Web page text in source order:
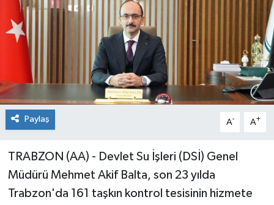
Paylaş A- A+
TRABZON (AA) - Devlet Su İşleri (DSİ) Genel
Müdürü Mehmet Akif Balta, son 23 yılda
Trabzon'da 161 taşkın kontrol tesisinin hizmete